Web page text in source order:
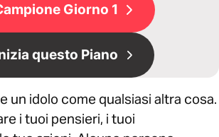
Giorno 1
questo Piano
un idolo come qualsiasi altra cosa.
i tuoi pensieri, i tuoi